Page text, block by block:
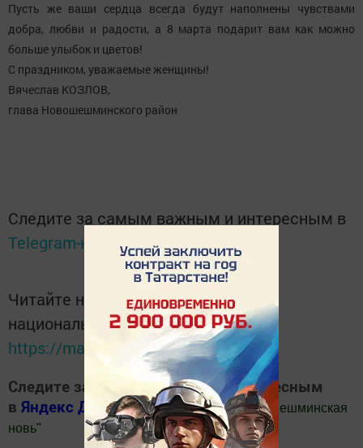
Пусть же ваши сердца всегда будут наполнены чувствами
добра, любви и радости, а 8 марта подарит вам как можно
больше улыбок и цветов!
С праздником, уважаемые женщины!
Вячеслав КОЗЛОВ,
глава Новошешминского район
Следите за самым важным и интересным в
Telegram-каналеТатмедиа
Читайте новости Татарстана в
национальном мессенджере MАХ:
https://max.ru/tatmedia
Следите за самым важным и интересным
в Яндекс ДзениТелеграм канале"Шешминская
новь"